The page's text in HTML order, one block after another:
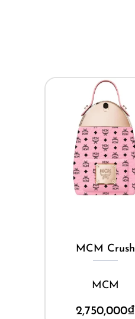
MCM Crush
MCM
2,750,000₫